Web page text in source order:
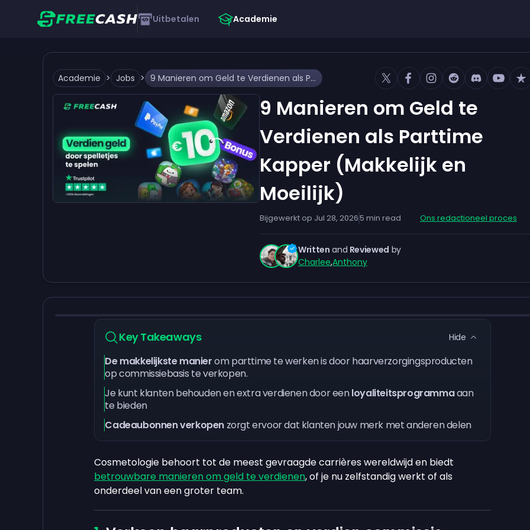
Uitbetalen Academie
Academie > Jobs > 9 Manieren om Geld te Verdienen als Parttime Kapper (Makkelijk en Moeilijk)
9 Manieren om Geld te
Verdienen als Parttime
Kapper (Makkelijk en
Moeilijk)
Bijgewerkt op Jul 28, 20265 min read Ons redactioneel proces
Written and Reviewed by
Charlee,Anthony
Key Takeaways Hide
De makkelijkste manierom parttime te werken is door haarverzorgingsproducten
op commissiebasis te verkopen.
Je kunt klanten behouden en extra verdienen door eenloyaliteitsprogrammaaan
te bieden
Cadeaubonnen verkopen zorgt ervoor dat klanten jouw merk met anderen delen
Cosmetologie behoort tot de meest gevraagde carrières wereldwijd en biedt
betrouwbare manieren om geld te verdienen, of je nu zelfstandig werkt of als
onderdeel van een groter team.